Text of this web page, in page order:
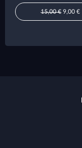
15,00 €9,00 €